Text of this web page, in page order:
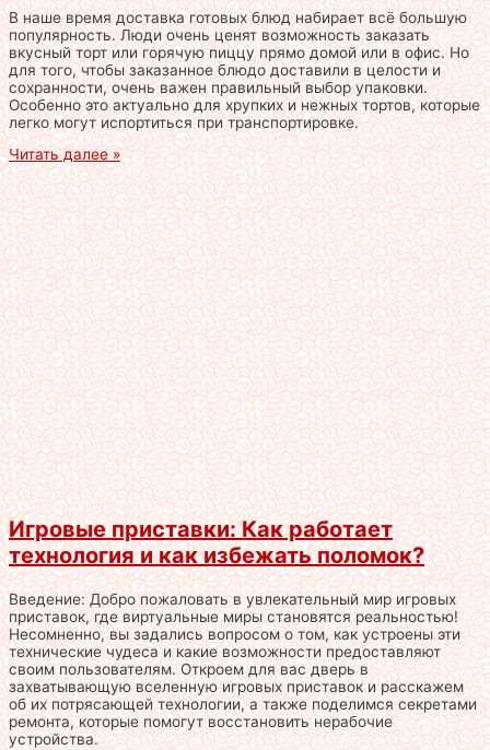
В наше время доставка готовых блюд набирает всё большую
популярность. Люди очень ценят возможность заказать
вкусный торт или горячую пиццу прямо домой или в офис. Но
для того, чтобы заказанное блюдо доставили в целости и
сохранности, очень важен правильный выбор упаковки.
Особенно это актуально для хрупких и нежных тортов, которые
легко могут испортиться при транспортировке.
Читать далее »
Игровые приставки: Как работает
технология и как избежать поломок?
Введение: Добро пожаловать в увлекательный мир игровых
приставок, где виртуальные миры становятся реальностью!
Несомненно, вы задались вопросом о том, как устроены эти
технические чудеса и какие возможности предоставляют
своим пользователям. Откроем для вас дверь в
захватывающую вселенную игровых приставок и расскажем
об их потрясающей технологии, а также поделимся секретами
ремонта, которые помогут восстановить нерабочие
устройства.